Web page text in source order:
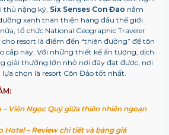
thủ nặng ký, Six Senses Con Đao nằm
xanh thân thiện hàng đầu thế giới
tổ chức National Geographic Traveler
resort là điểm đến “thiên đường” để tôn
cấp này. Với những thiết kế ấn tượng, dịch
giải thưởng lớn nhỏ nơi đây đạt được, nơi
chọn là resort Côn Đảo tốt nhất.
– Viên Ngọc Quý giữa thiên nhiên ngoạn
Hotel – Review chi tiết và bảng giá